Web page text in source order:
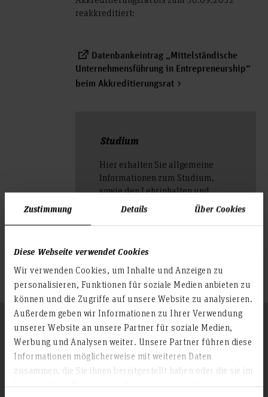
Zustimmung Details Über Cookies
Diese Webseite verwendet Cookies
Wir verwenden Cookies, um Inhalte und Anzeigen zu
personalisieren, Funktionen für soziale Medien anbieten zu
können und die Zugriffe auf unsere Website zu analysieren.
Außerdem geben wir Informationen zu Ihrer Verwendung
unserer Website an unsere Partner für soziale Medien,
Werbung und Analysen weiter. Unsere Partner führen diese
Informationen möglicherweise mit weiteren Daten
zusammen, die Sie ihnen bereitgestellt haben oder die sie im
reakkreditiert:
Datenbankeintrag „Mittelständische
Unternehmensführung in Entrepreneurship“
beim Akkreditierungsrat
Studium
Hier erhalten Sie allgemeine
Informationen zum Studium,
sowie den Lehrinhalten und
Modulen.
Zum Seitenanfang
Infos zur Hochschule
Folgen Sie uns